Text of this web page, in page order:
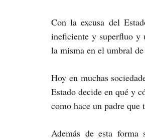
Con la excusa del
ineficiente y superfluo y
la misma en el umbral
Hoy en muchas
Estado decide en qué y
como hace un padre que
Además de esta forma